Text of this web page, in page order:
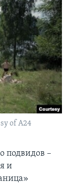
of A24
подвидов –
и